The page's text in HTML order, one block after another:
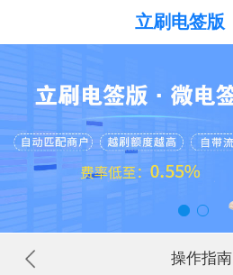
立刷电签版
操作指南